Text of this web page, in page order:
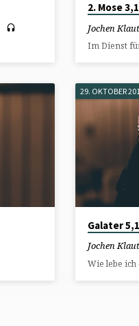
2. Mose
Jochen
Im Dienst
29. OKTOBER
Galater
Jochen
Wie lebe ich